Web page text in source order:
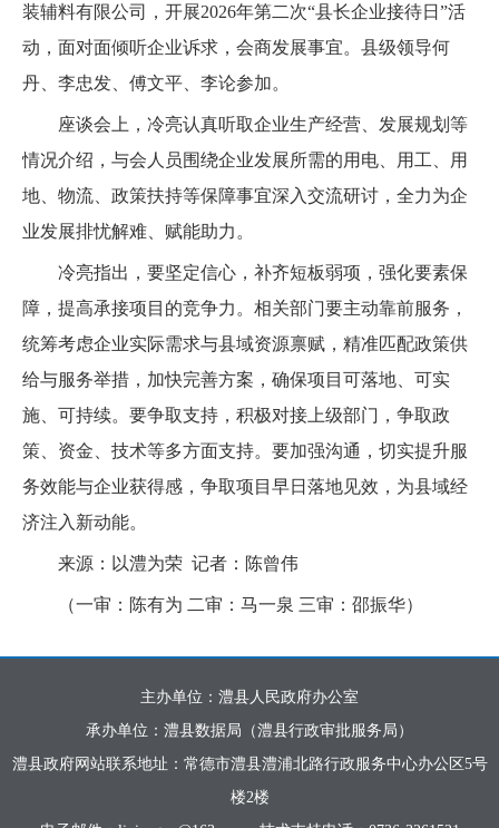
装辅料有限公司，开展2026年第二次“县长企业接待日”活
动，面对面倾听企业诉求，会商发展事宜。县级领导何
丹、李忠发、傅文平、李论参加。
座谈会上，冷亮认真听取企业生产经营、发展规划等
情况介绍，与会人员围绕企业发展所需的用电、用工、用
地、物流、政策扶持等保障事宜深入交流研讨，全力为企
业发展排忧解难、赋能助力。
冷亮指出，要坚定信心，补齐短板弱项，强化要素保
障，提高承接项目的竞争力。相关部门要主动靠前服务，
统筹考虑企业实际需求与县域资源禀赋，精准匹配政策供
给与服务举措，加快完善方案，确保项目可落地、可实
施、可持续。要争取支持，积极对接上级部门，争取政
策、资金、技术等多方面支持。要加强沟通，切实提升服
务效能与企业获得感，争取项目早日落地见效，为县域经
济注入新动能。
来源：以澧为荣 记者：陈曾伟
（一审：陈有为 二审：马一泉 三审：邵振华）
主办单位：澧县人民政府办公室
承办单位：澧县数据局（澧县行政审批服务局）
澧县政府网站联系地址：常德市澧县澧浦北路行政服务中心办公区5号
楼2楼